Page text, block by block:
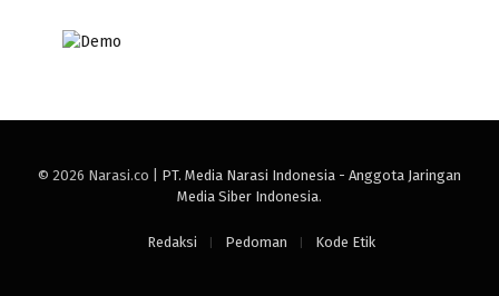
© 2026 Narasi.co | PT. Media Narasi Indonesia - Anggota Jaringan
Media Siber Indonesia.
Redaksi Pedoman Kode Etik